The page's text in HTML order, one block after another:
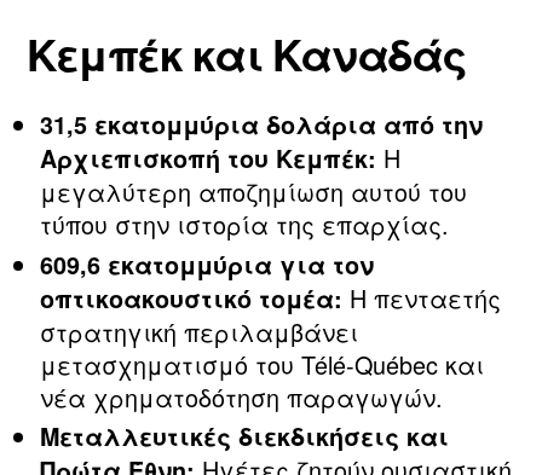
Κεμπέκ και Καναδάς
31,5 εκατομμύρια δολάρια από την
Αρχιεπισκοπή του Κεμπέκ: Η
μεγαλύτερη αποζημίωση αυτού του
τύπου στην ιστορία της επαρχίας.
609,6 εκατομμύρια για τον
οπτικοακουστικό τομέα: Η πενταετής
στρατηγική περιλαμβάνει
μετασχηματισμό του Télé‑Québec και
νέα χρηματοδότηση παραγωγών.
Μεταλλευτικές διεκδικήσεις και